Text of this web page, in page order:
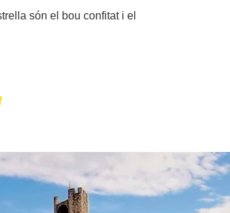
són el bou confitat i el